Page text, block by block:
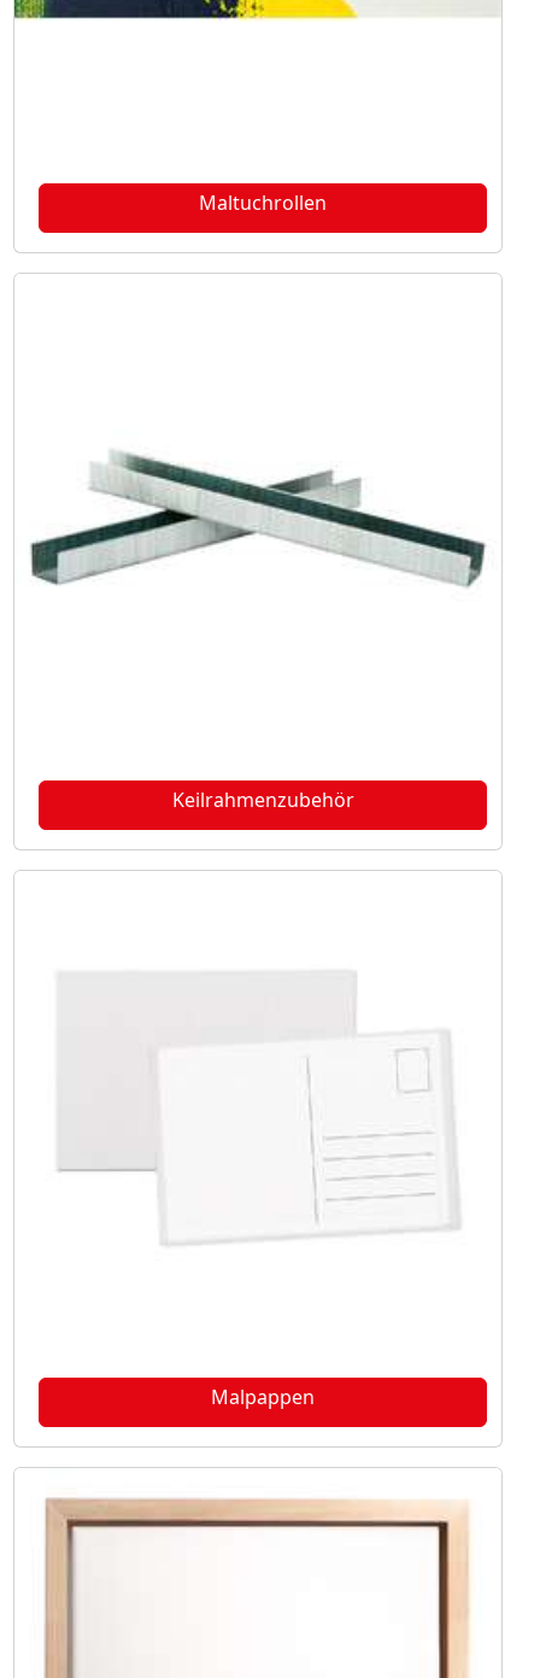
Maltuchrollen
Keilrahmenzubehör
Malpappen